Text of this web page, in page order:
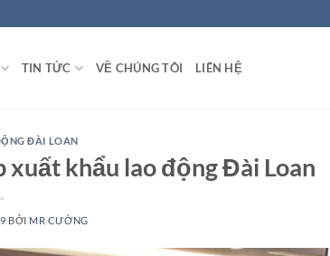
TIN TỨC VỀ CHÚNG TÔI LIÊN HỆ
ĐÀI LOAN
khẩu lao động Đài Loan
BỞI MR CƯỜNG